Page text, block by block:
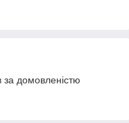
домовленістю